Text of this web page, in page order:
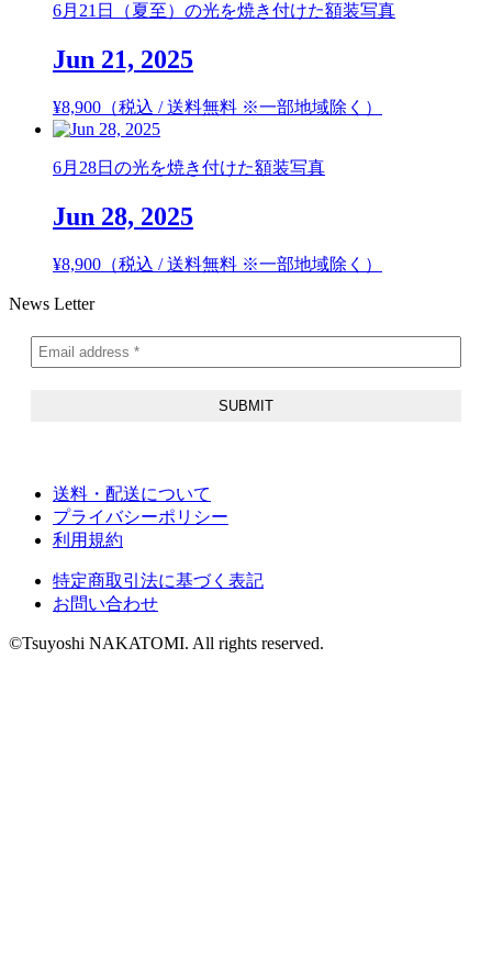
6月21日（夏至）の光を焼き付けた額装写真
Jun 21, 2025
¥8,900 （税込 / 送料無料 ※一部地域除く）
6月28日の光を焼き付けた額装写真
Jun 28, 2025
¥8,900 （税込 / 送料無料 ※一部地域除く）
News Letter
送料・配送について
プライバシーポリシー
利用規約
特定商取引法に基づく表記
お問い合わせ
©Tsuyoshi NAKATOMI. All rights reserved.